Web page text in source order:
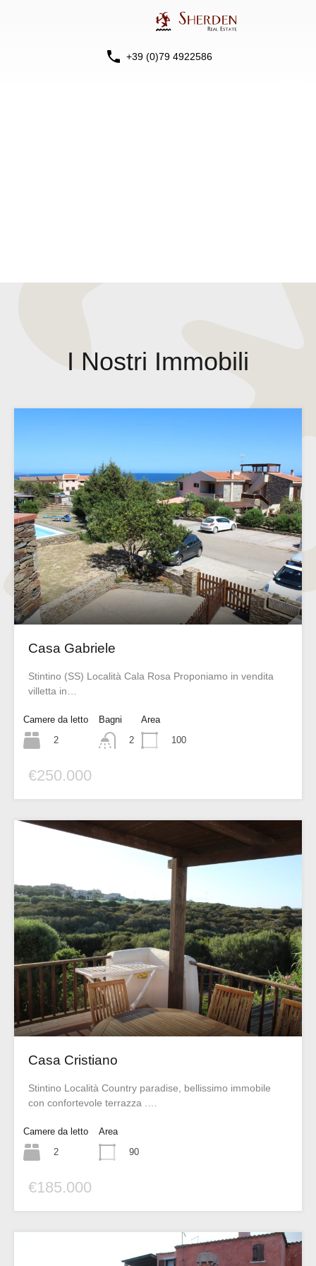
+39 (0)79 4922586
I Nostri Immobili
Casa Gabriele
Stintino (SS) Località Cala Rosa Proponiamo in vendita
villetta in…
Camere da letto
2
Bagni
2
Area
100
€250.000
Casa Cristiano
Stintino Località Country paradise, bellissimo immobile
con confortevole terrazza .…
Camere da letto
2
Area
90
€185.000